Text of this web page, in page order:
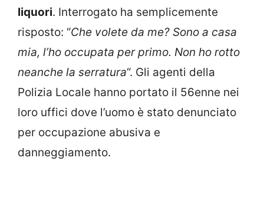
liquori. Interrogato ha semplicemente
risposto: “Che volete da me? Sono a casa
mia, l’ho occupata per primo. Non ho rotto
neanche la serratura“. Gli agenti della
Polizia Locale hanno portato il 56enne nei
loro uffici dove l’uomo è stato denunciato
per occupazione abusiva e
danneggiamento.